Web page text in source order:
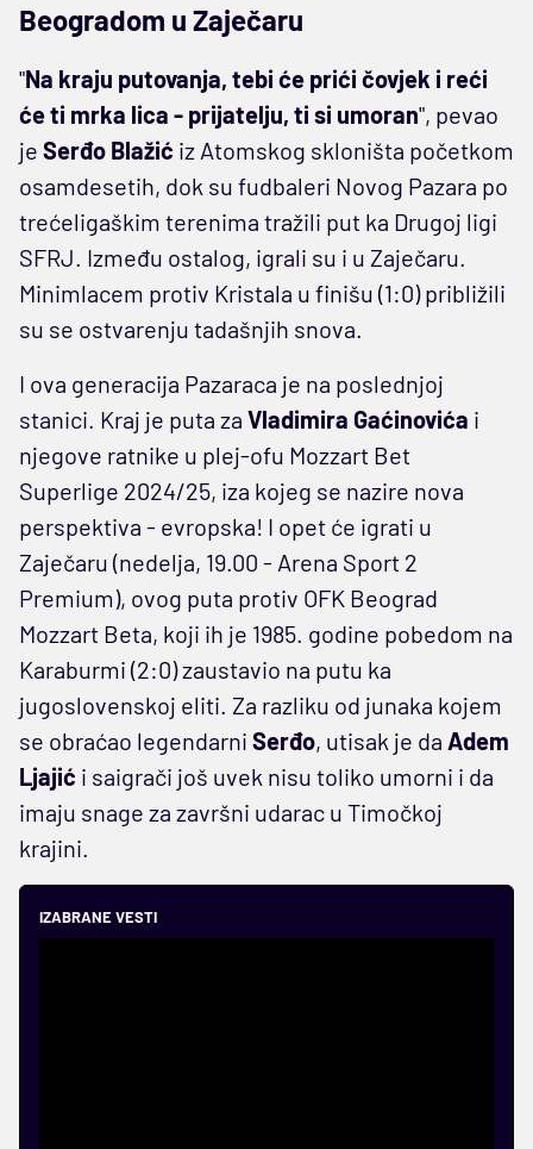
Beogradom u Zaječaru
"Na kraju putovanja, tebi će prići čovjek i reći
će ti mrka lica - prijatelju, ti si umoran", pevao
je Serđo Blažić iz Atomskog skloništa početkom
osamdesetih, dok su fudbaleri Novog Pazara po
trećeligaškim terenima tražili put ka Drugoj ligi
SFRJ. Između ostalog, igrali su i u Zaječaru.
Minimlacem protiv Kristala u finišu (1:0) približili
su se ostvarenju tadašnjih snova.
I ova generacija Pazaraca je na poslednjoj
stanici. Kraj je puta za Vladimira Gaćinovića i
njegove ratnike u plej-ofu Mozzart Bet
Superlige 2024/25, iza kojeg se nazire nova
perspektiva - evropska! I opet će igrati u
Zaječaru (nedelja, 19.00 - Arena Sport 2
Premium), ovog puta protiv OFK Beograd
Mozzart Beta, koji ih je 1985. godine pobedom na
Karaburmi (2:0) zaustavio na putu ka
jugoslovenskoj eliti. Za razliku od junaka kojem
se obraćao legendarni Serđo, utisak je da Adem
Ljajić i saigrači još uvek nisu toliko umorni i da
imaju snage za završni udarac u Timočkoj
krajini.
IZABRANE VESTI